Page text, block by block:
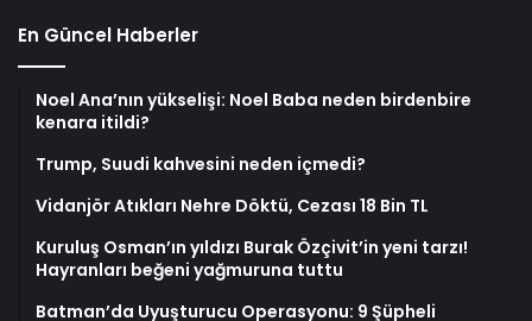
En Güncel Haberler
Noel Ana’nın yükselişi: Noel Baba neden birdenbire
kenara itildi?
Trump, Suudi kahvesini neden içmedi?
Vidanjör Atıkları Nehre Döktü, Cezası 18 Bin TL
Kuruluş Osman’ın yıldızı Burak Özçivit’in yeni tarzı!
Hayranları beğeni yağmuruna tuttu
Batman’da Uyuşturucu Operasyonu: 9 Şüpheli